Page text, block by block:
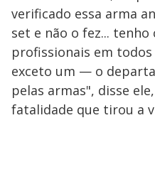
verificado essa arma
set e não o fez...
profissionais em
exceto um — o
pelas armas", disse
fatalidade que tirou a